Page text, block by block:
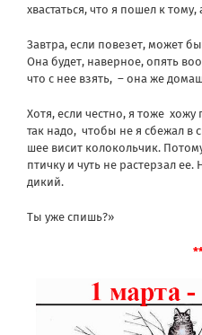
хвастаться, что я пошел к тому,
Завтра, если повезет, может
Она будет, наверное, опять
что с нее взять, – она же
Хотя, если честно, я тоже
так надо, чтобы не я сбежал в
шее висит колокольчик.
птичку и чуть не растерзал
дикий.
Ты уже спишь?»